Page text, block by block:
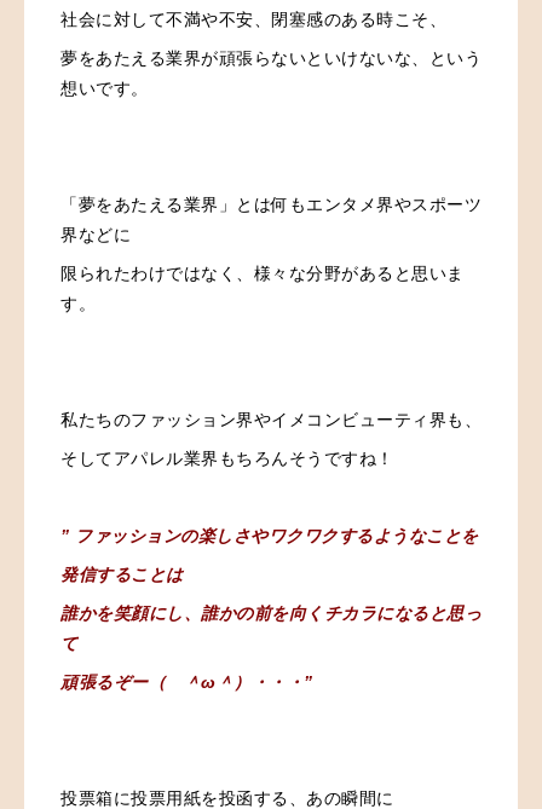
社会に対して不満や不安、閉塞感のある時こそ、
夢をあたえる業界が頑張らないといけないな、という
想いです。
「夢をあたえる業界」とは何もエンタメ界やスポーツ
界などに
限られたわけではなく、様々な分野があると思いま
す。
私たちのファッション界やイメコンビューティ界も、
そしてアパレル業界もちろんそうですね！
” ファッションの楽しさやワクワクするようなことを
発信することは
誰かを笑顔にし、誰かの前を向くチカラになると思っ
て
頑張るぞー（ ＾ω＾）・・・”
投票箱に投票用紙を投函する、あの瞬間に